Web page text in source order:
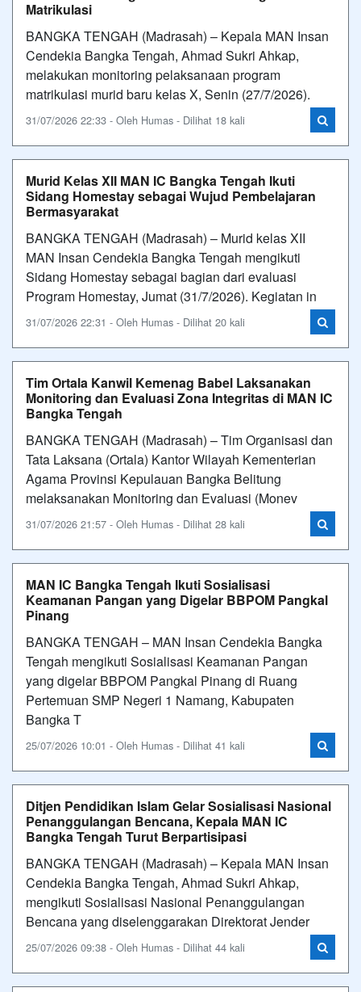
Matrikulasi
BANGKA TENGAH (Madrasah) – Kepala MAN Insan
Cendekia Bangka Tengah, Ahmad Sukri Ahkap,
melakukan monitoring pelaksanaan program
matrikulasi murid baru kelas X, Senin (27/7/2026).
31/07/2026 22:33 - Oleh Humas - Dilihat 18 kali
Murid Kelas XII MAN IC Bangka Tengah Ikuti
Sidang Homestay sebagai Wujud Pembelajaran
Bermasyarakat
BANGKA TENGAH (Madrasah) – Murid kelas XII
MAN Insan Cendekia Bangka Tengah mengikuti
Sidang Homestay sebagai bagian dari evaluasi
Program Homestay, Jumat (31/7/2026). Kegiatan in
31/07/2026 22:31 - Oleh Humas - Dilihat 20 kali
Tim Ortala Kanwil Kemenag Babel Laksanakan
Monitoring dan Evaluasi Zona Integritas di MAN IC
Bangka Tengah
BANGKA TENGAH (Madrasah) – Tim Organisasi dan
Tata Laksana (Ortala) Kantor Wilayah Kementerian
Agama Provinsi Kepulauan Bangka Belitung
melaksanakan Monitoring dan Evaluasi (Monev
31/07/2026 21:57 - Oleh Humas - Dilihat 28 kali
MAN IC Bangka Tengah Ikuti Sosialisasi
Keamanan Pangan yang Digelar BBPOM Pangkal
Pinang
BANGKA TENGAH – MAN Insan Cendekia Bangka
Tengah mengikuti Sosialisasi Keamanan Pangan
yang digelar BBPOM Pangkal Pinang di Ruang
Pertemuan SMP Negeri 1 Namang, Kabupaten
Bangka T
25/07/2026 10:01 - Oleh Humas - Dilihat 41 kali
Ditjen Pendidikan Islam Gelar Sosialisasi Nasional
Penanggulangan Bencana, Kepala MAN IC
Bangka Tengah Turut Berpartisipasi
BANGKA TENGAH (Madrasah) – Kepala MAN Insan
Cendekia Bangka Tengah, Ahmad Sukri Ahkap,
mengikuti Sosialisasi Nasional Penanggulangan
Bencana yang diselenggarakan Direktorat Jender
25/07/2026 09:38 - Oleh Humas - Dilihat 44 kali